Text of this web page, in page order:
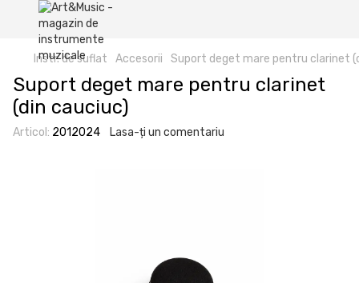
Instr. de suflat Accesorii Suport deget mare pentru clarinet
Suport deget mare pentru clarinet
(din cauciuc)
Articol: 2012024 Lasa-ți un comentariu